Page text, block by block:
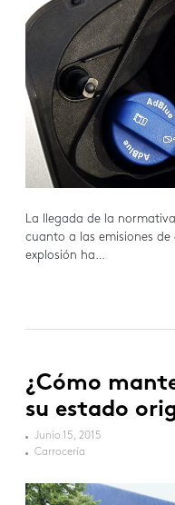
La llegada de la
cuanto a las emisiones de
explosión ha…
¿Cómo
su estado
Junio 15, 2015
Carrocería